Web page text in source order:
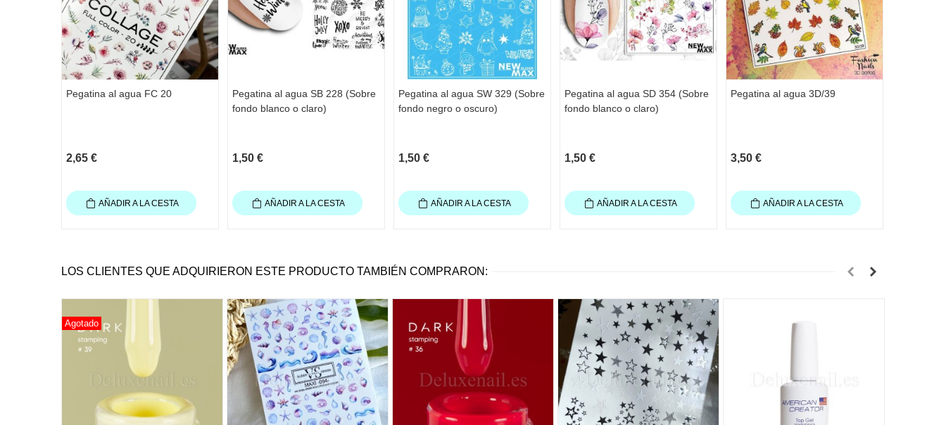
Pegatina al agua FC 20
2,65 €
AÑADIR A LA CESTA
Pegatina al agua SB 228 (Sobre
fondo blanco o claro)
1,50 €
AÑADIR A LA CESTA
Pegatina al agua SW 329 (Sobre
fondo negro o oscuro)
1,50 €
AÑADIR A LA CESTA
Pegatina al agua SD 354 (Sobre
fondo blanco o claro)
1,50 €
AÑADIR A LA CESTA
Pegatina al agua 3D/39
3,50 €
AÑADIR A LA CESTA
LOS CLIENTES QUE ADQUIRIERON ESTE PRODUCTO TAMBIÉN COMPRARON:
Agotado